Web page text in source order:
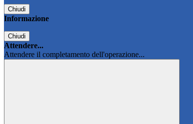
Chiudi
Informazione
Chiudi
Attendere...
Attendere il completamento dell'operazione...